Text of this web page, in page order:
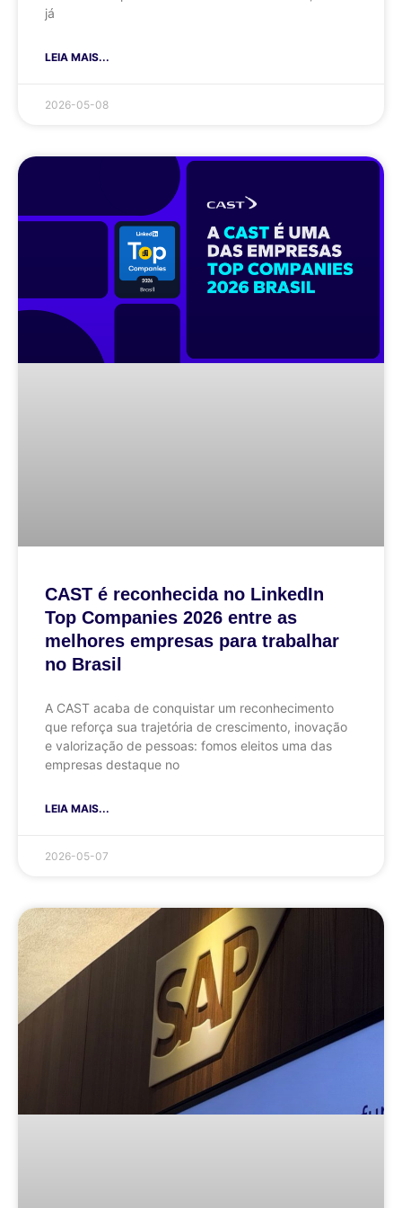
já
LEIA MAIS...
2026-05-08
CAST é reconhecida no LinkedIn
Top Companies 2026 entre as
melhores empresas para trabalhar
no Brasil
A CAST acaba de conquistar um reconhecimento
que reforça sua trajetória de crescimento, inovação
e valorização de pessoas: fomos eleitos uma das
empresas destaque no
LEIA MAIS...
2026-05-07